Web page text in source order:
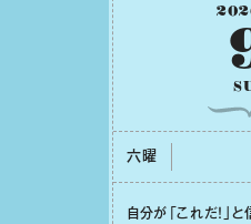
六曜
⾃分が「これだ！」